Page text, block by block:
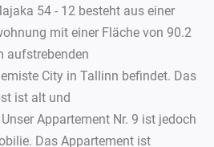
54 - 12 besteht aus einer
mit einer Fläche von 90.2
aufstrebenden
City in Tallinn befindet. Das
ist alt und
Appartement Nr. 9 ist jedoch
Das Appartement ist